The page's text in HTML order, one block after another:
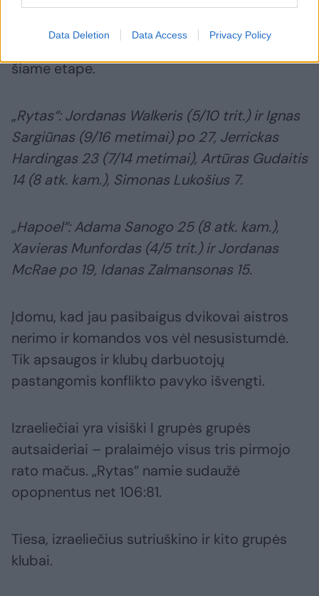
Data Deletion Data Access Privacy Policy
Vis dėlto vilniečiai sužaidė protingiau ir
šiame etape.
„Rytas“: Jordanas Walkeris (5/10 trit.) ir Ignas
Sargiūnas (9/16 metimai) po 27, Jerrickas
Hardingas 23 (7/14 metimai), Artūras Gudaitis
14 (8 atk. kam.), Simonas Lukošius 7.
„Hapoel“: Adama Sanogo 25 (8 atk. kam.),
Xavieras Munfordas (4/5 trit.) ir Jordanas
McRae po 19, Idanas Zalmansonas 15.
Įdomu, kad jau pasibaigus dvikovai aistros
nerimo ir komandos vos vėl nesusistumdė.
Tik apsaugos ir klubų darbuotojų
pastangomis konflikto pavyko išvengti.
Izraeliečiai yra visiški I grupės grupės
autsaideriai – pralaimėjo visus tris pirmojo
rato mačus. „Rytas“ namie sudaužė
opopnentus net 106:81.
Tiesa, izraeliečius sutriuškino ir kito grupės
klubai.